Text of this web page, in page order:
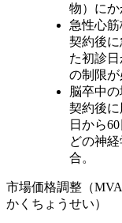
物）にか
急性心
契約後
た初診
の制限が
脳卒中
契約後
日から
どの神
合。
市場価格調整（
かくちょうせい）